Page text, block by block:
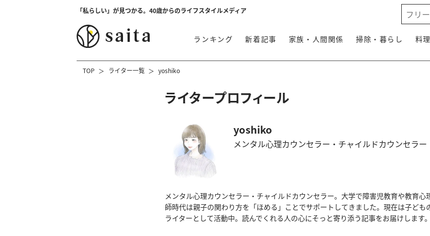
「私らしい」が見つかる。40歳からのライフスタイルメディア
ランキング 新着記事 家族・人間関係 掃除・暮らし 料
TOP ライター一覧 yoshiko
ライタープロフィール
yoshiko
メンタル心理カウンセラー・チャイルドカウンセラー
メンタル心理カウンセラー・チャイルドカウンセラー。大学で障害児教育や教育心
師時代は親子の関わり方を「ほめる」ことでサポートしてきました。現在は子ども
ライターとして活動中。読んでくれる人の心にそっと寄り添う記事をお届けします。